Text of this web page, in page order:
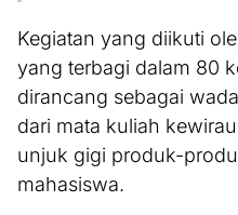
Kegiatan yang diikuti
yang terbagi dalam 80
dirancang sebagai
dari mata kuliah
unjuk gigi produk-
mahasiswa.